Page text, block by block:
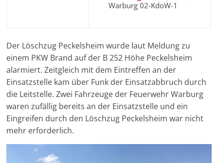
Warburg 02-KdoW-1
Der Löschzug Peckelsheim wurde laut Meldung zu
einem PKW Brand auf der B 252 Höhe Peckelsheim
alarmiert. Zeitgleich mit dem Eintreffen an der
Einsatzstelle kam über Funk der Einsatzabbruch durch
die Leitstelle. Zwei Fahrzeuge der Feuerwehr Warburg
waren zufällig bereits an der Einsatzstelle und ein
Eingreifen durch den Löschzug Peckelsheim war nicht
mehr erforderlich.